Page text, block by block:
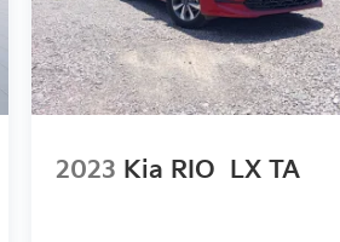
2023 Kia RIO LX TA